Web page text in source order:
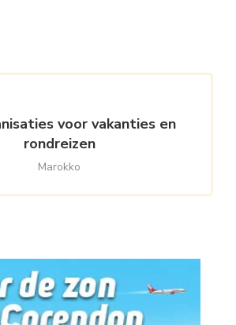
voor vakanties en
rondreizen
Marokko